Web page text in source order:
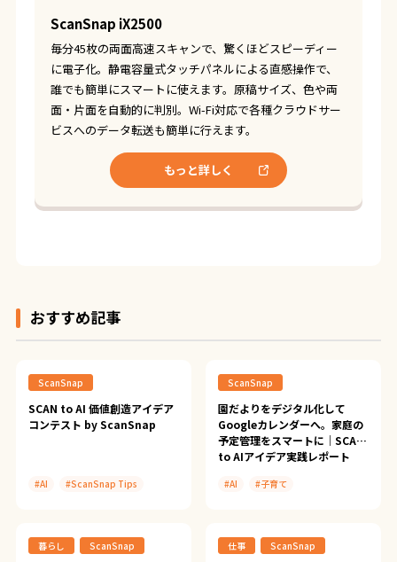
ScanSnap iX2500
毎分45枚の両面高速スキャンで、驚くほどスピーディー
に電子化。静電容量式タッチパネルによる直感操作で、
誰でも簡単にスマートに使えます。原稿サイズ、色や両
面・片面を自動的に判別。Wi-Fi対応で各種クラウドサー
ビスへのデータ転送も簡単に行えます。
もっと詳しく
おすすめ記事
ScanSnap
SCAN to AI 価値創造アイデア
コンテスト by ScanSnap
#AI
#ScanSnap Tips
ScanSnap
園だよりをデジタル化して
Googleカレンダーへ。家庭の
予定管理をスマートに｜SCAN
to AIアイデア実践レポート
#AI
#子育て
#SCANtoAI
暮らし ScanSnap 仕事 ScanSnap